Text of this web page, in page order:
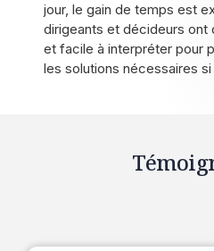
jour, le gain de temps est
dirigeants et décideurs ont
et facile à interpréter pour
les solutions nécessaires